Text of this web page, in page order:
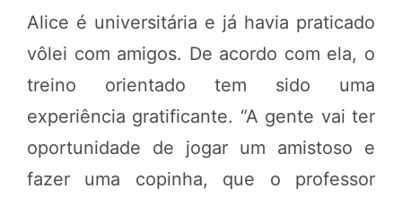
Alice é universitária e já havia praticado
vôlei com amigos. De acordo com ela, o
treino orientado tem sido uma
experiência gratificante. “A gente vai ter
oportunidade de jogar um amistoso e
fazer uma copinha, que o professor